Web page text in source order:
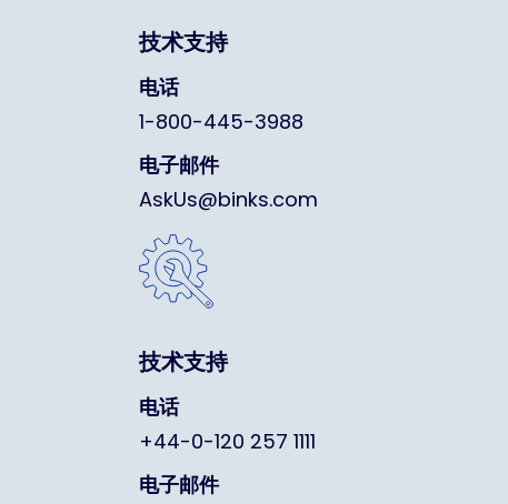
技术支持
电话
1-800-445-3988
电子邮件
AskUs@binks.com
技术支持
电话
+44-0-120 257 1111
电子邮件